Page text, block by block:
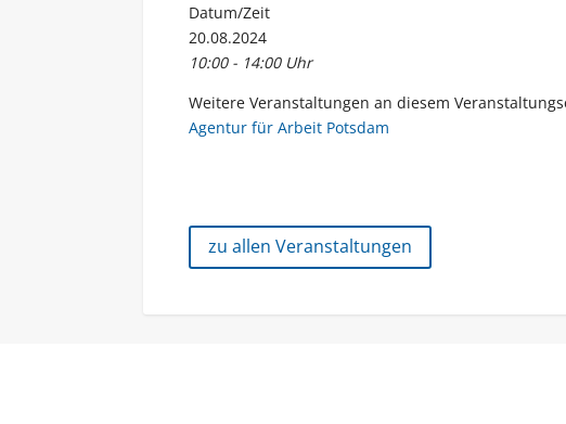
Datum/Zeit
20.08.2024
10:00 - 14:00 Uhr
Weitere Veranstaltungen an diesem
Agentur für Arbeit Potsdam
zu allen Veranstaltungen